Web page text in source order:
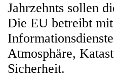
Jahrzehnts sollen
Die EU betreibt
Atmosphäre,
Sicherheit.